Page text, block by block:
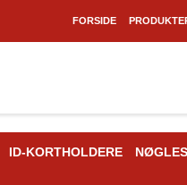
FORSIDE
ID-KORTHOLDERE